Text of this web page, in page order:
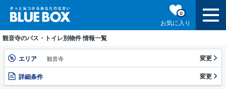
お気に入り
0
観音寺のバス・トイレ別物件 情報一覧
エリア 観音寺 変更
詳細条件 変更